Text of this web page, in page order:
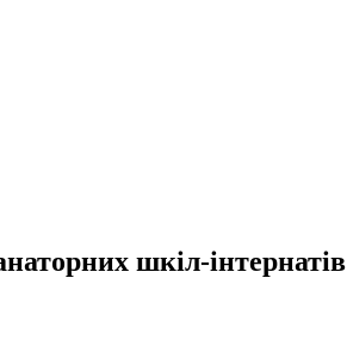
шкіл-інтернатів